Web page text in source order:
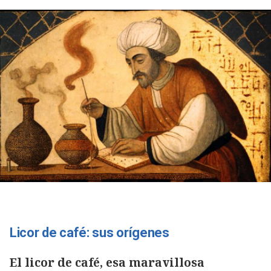
Licor de café: sus orígenes
El licor de café, esa maravillosa